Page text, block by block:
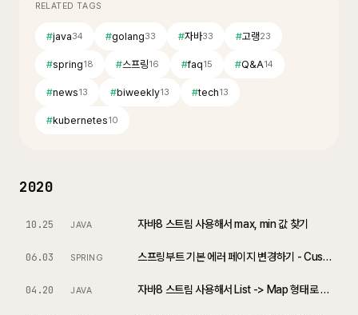
RELATED TAGS
#java34 #golang33 #자바33 #고랭23
#spring18 #스프링16 #faq15 #Q&A14
#news13 #biweekly13 #tech13
#kubernetes10
2020
10.25 JAVA 자바8 스트림 사용해서 max, min 값 찾기
06.03 SPRING 스프링부트 기본 에러 페이지 변경하기 - Customize Whitelabel Error Page
04.20 JAVA 자바8 스트림 사용해서 List -> Map 형태로 변환하는 방법